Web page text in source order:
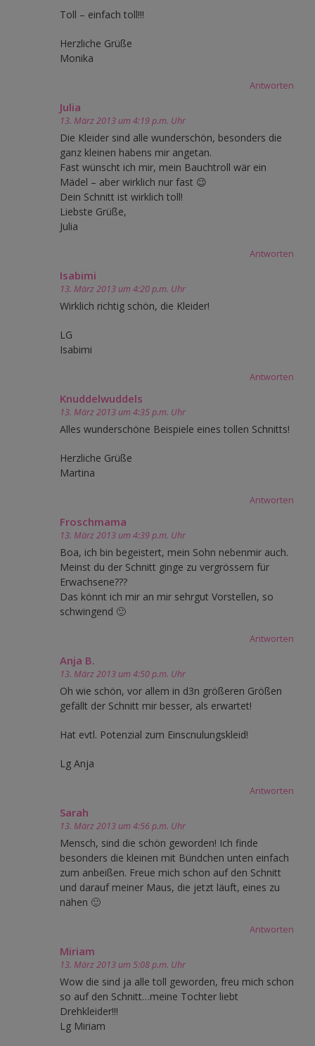
Toll – einfach toll!!!
Herzliche Grüße
Monika
Antworten
Julia
13. März 2013 um 4:19 p.m. Uhr
Die Kleider sind alle wunderschön, besonders die
ganz kleinen habens mir angetan.
Fast wünscht ich mir, mein Bauchtroll wär ein
Mädel – aber wirklich nur fast 😉
Dein Schnitt ist wirklich toll!
Liebste Grüße,
Julia
Antworten
Isabimi
13. März 2013 um 4:20 p.m. Uhr
Wirklich richtig schön, die Kleider!
LG
Isabimi
Antworten
Knuddelwuddels
13. März 2013 um 4:35 p.m. Uhr
Alles wunderschöne Beispiele eines tollen Schnitts!
Herzliche Grüße
Martina
Antworten
Froschmama
13. März 2013 um 4:39 p.m. Uhr
Boa, ich bin begeistert, mein Sohn nebenmir auch.
Meinst du der Schnitt ginge zu vergrössern für
Erwachsene???
Das könnt ich mir an mir sehrgut Vorstellen, so
schwingend 🙂
Antworten
Anja B.
13. März 2013 um 4:50 p.m. Uhr
Oh wie schön, vor allem in d3n größeren Größen
gefällt der Schnitt mir besser, als erwartet!
Hat evtl. Potenzial zum Einscnulungskleid!
Lg Anja
Antworten
Sarah
13. März 2013 um 4:56 p.m. Uhr
Mensch, sind die schön geworden! Ich finde
besonders die kleinen mit Bündchen unten einfach
zum anbeißen. Freue mich schon auf den Schnitt
und darauf meiner Maus, die jetzt läuft, eines zu
nähen 🙂
Antworten
Miriam
13. März 2013 um 5:08 p.m. Uhr
Wow die sind ja alle toll geworden, freu mich schon
so auf den Schnitt…meine Tochter liebt
Drehkleider!!!
Lg Miriam